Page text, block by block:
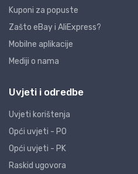
Kuponi za popuste
Zašto eBay i AliExpress?
Mobilne aplikacije
Mediji o nama
Uvjeti i odredbe
Uvjeti korištenja
Opći uvjeti - PO
Opći uvjeti - PK
Raskid ugovora